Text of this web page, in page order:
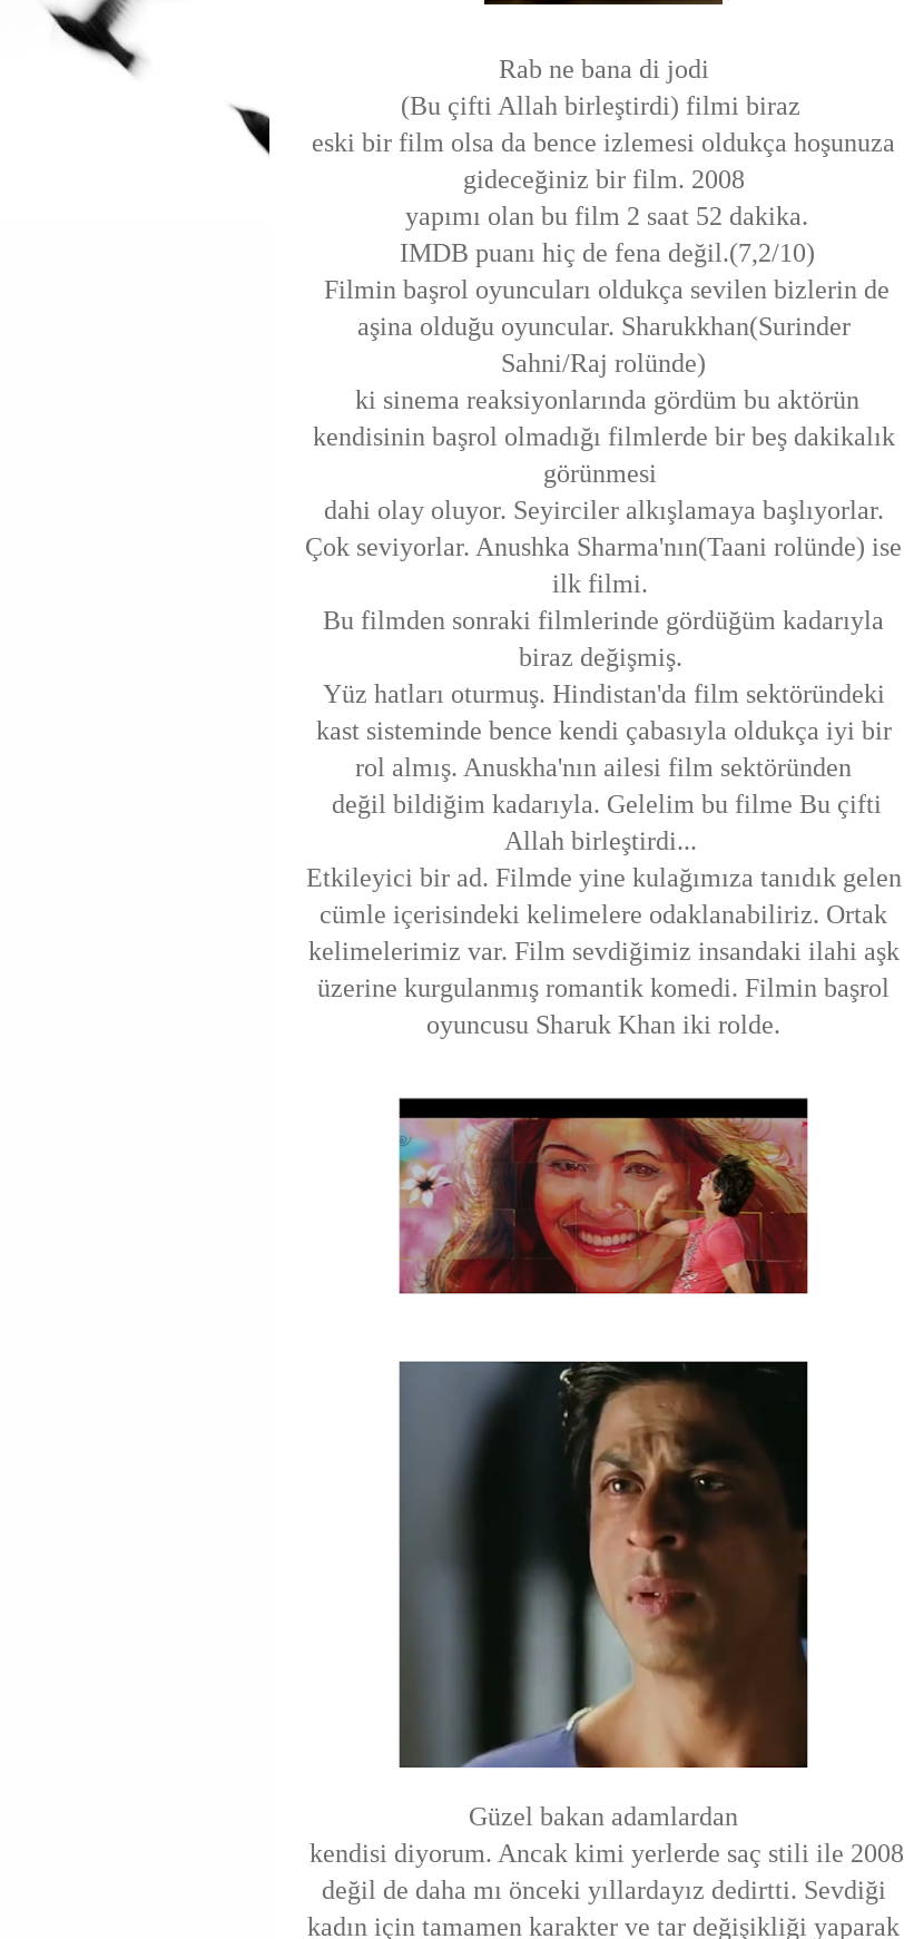
Rab ne bana di jodi
(Bu çifti Allah birleştirdi) filmi biraz
eski bir film olsa da bence izlemesi oldukça hoşunuza
gideceğiniz bir film. 2008
yapımı olan bu film 2 saat 52 dakika.
IMDB puanı hiç de fena değil.(7,2/10)
Filmin başrol oyuncuları oldukça sevilen bizlerin de
aşina olduğu oyuncular. Sharukkhan(Surinder
Sahni/Raj rolünde)
ki sinema reaksiyonlarında gördüm bu aktörün
kendisinin başrol olmadığı filmlerde bir beş dakikalık
görünmesi
dahi olay oluyor. Seyirciler alkışlamaya başlıyorlar.
Çok seviyorlar. Anushka Sharma'nın(Taani rolünde) ise
ilk filmi.
Bu filmden sonraki filmlerinde gördüğüm kadarıyla
biraz değişmiş.
Yüz hatları oturmuş. Hindistan'da film sektöründeki
kast sisteminde bence kendi çabasıyla oldukça iyi bir
rol almış. Anuskha'nın ailesi film sektöründen
değil bildiğim kadarıyla. Gelelim bu filme Bu çifti
Allah birleştirdi...
Etkileyici bir ad. Filmde yine kulağımıza tanıdık gelen
cümle içerisindeki kelimelere odaklanabiliriz. Ortak
kelimelerimiz var. Film sevdiğimiz insandaki ilahi aşk
üzerine kurgulanmış romantik komedi. Filmin başrol
oyuncusu Sharuk Khan iki rolde.
Güzel bakan adamlardan
kendisi diyorum. Ancak kimi yerlerde saç stili ile 2008
değil de daha mı önceki yıllardayız dedirtti. Sevdiği
kadın için tamamen karakter ve tar değişikliği yaparak